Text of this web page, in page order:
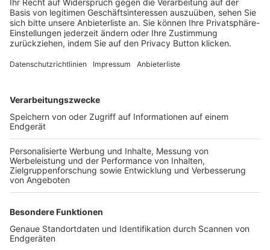
Login SpielPlus
FOLGE DEM BFV
TOP-VEREINE
TOP-PARTNER